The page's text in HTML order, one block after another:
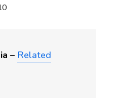
– Related